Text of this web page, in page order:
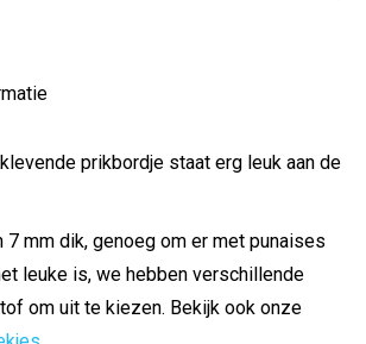
prikbordje staat erg leuk aan de
7 mm dik, genoeg om er met punaises
leuke is, we hebben verschillende
om uit te kiezen. Bekijk ook onze